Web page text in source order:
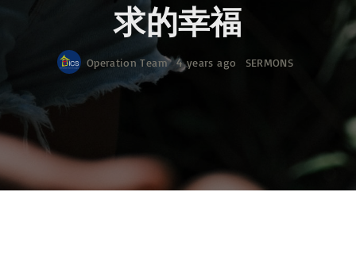
求的幸福
Operation Team 4 years ago SERMONS